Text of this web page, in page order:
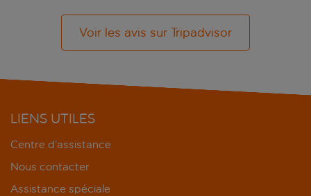
Voir les avis sur Tripadvisor
LIENS UTILES
Centre d’assistance
Nous contacter
Assistance spéciale